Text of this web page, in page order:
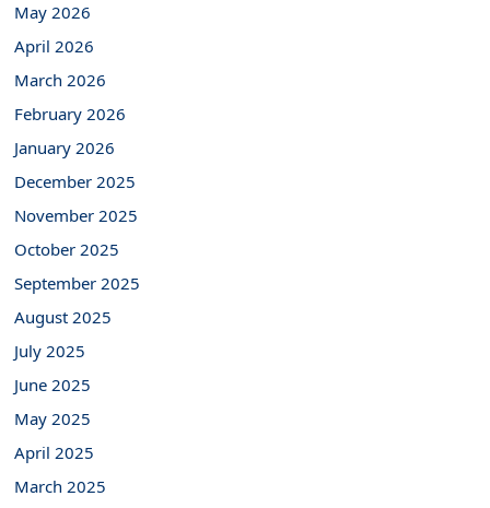
May 2026
April 2026
March 2026
February 2026
January 2026
December 2025
November 2025
October 2025
September 2025
August 2025
July 2025
June 2025
May 2025
April 2025
March 2025